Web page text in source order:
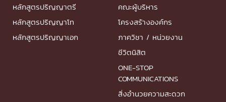
หลักสูตรปริญญาตรี
หลักสูตรปริญญาโท
หลักสูตรปริญญาเอก
คณะผู้บริหาร
โครงสร้างองค์กร
ภาควิชา / หน่วยงาน
ชีวิตนิสิต
ONE-STOP
COMMUNICATIONS
สิ่งอำนวยความสะดวก